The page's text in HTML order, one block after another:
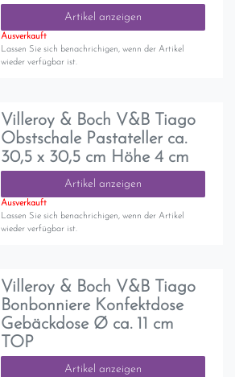
Artikel anzeigen
Ausverkauft
Lassen Sie sich benachrichigen, wenn der Artikel
wieder verfügbar ist.
Villeroy & Boch V&B Tiago
Obstschale Pastateller ca.
30,5 x 30,5 cm Höhe 4 cm
Artikel anzeigen
Ausverkauft
Lassen Sie sich benachrichigen, wenn der Artikel
wieder verfügbar ist.
Villeroy & Boch V&B Tiago
Bonbonniere Konfektdose
Gebäckdose Ø ca. 11 cm
TOP
Artikel anzeigen